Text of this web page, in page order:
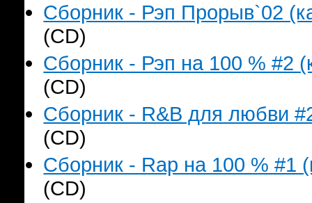
Сборник - Рэп Прорыв`02
(CD)
Сборник - Рэп на 100 % #2
(CD)
Сборник - R&B для любви
(CD)
Сборник - Rap на 100 % #1
(CD)